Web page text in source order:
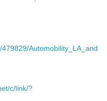
Automobility_LA_and
c/link/?